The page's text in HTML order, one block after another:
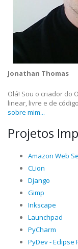
Jonathan Thomas
Olá! Sou o criador do
linear, livre e de
sobre mim...
Projetos
Amazon Web
CLion
Django
Gimp
Inkscape
Launchpad
PyCharm
PyDev - Eclipse